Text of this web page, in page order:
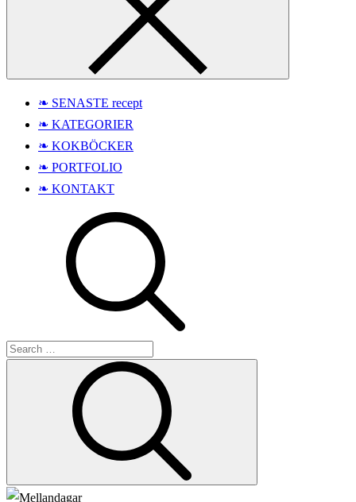
❧ SENASTE recept
❧ KATEGORIER
❧ KOKBÖCKER
❧ PORTFOLIO
❧ KONTAKT
Search